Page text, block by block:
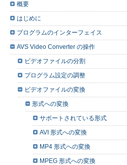
概要
はじめに
プログラムのインターフェイス
AVS Video Converter の操作
ビデオファイルの分割
プログラム設定の調整
ビデオファイルの変換
形式への変換
サポートされている形式
AVI 形式への変換
MP4 形式への変換
MPEG 形式への変換